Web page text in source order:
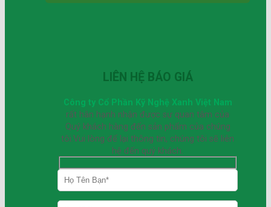
LIÊN HỆ BÁO GIÁ
Công ty Cổ Phần Kỹ Nghệ Xanh Việt Nam
rất hân hạnh nhận được sự quan tâm của
Quý khách hàng đến sản phẩm của chúng
tôi.Vui lòng để lại thông tin, chúng tôi sẽ liên
hệ đến quý khách.